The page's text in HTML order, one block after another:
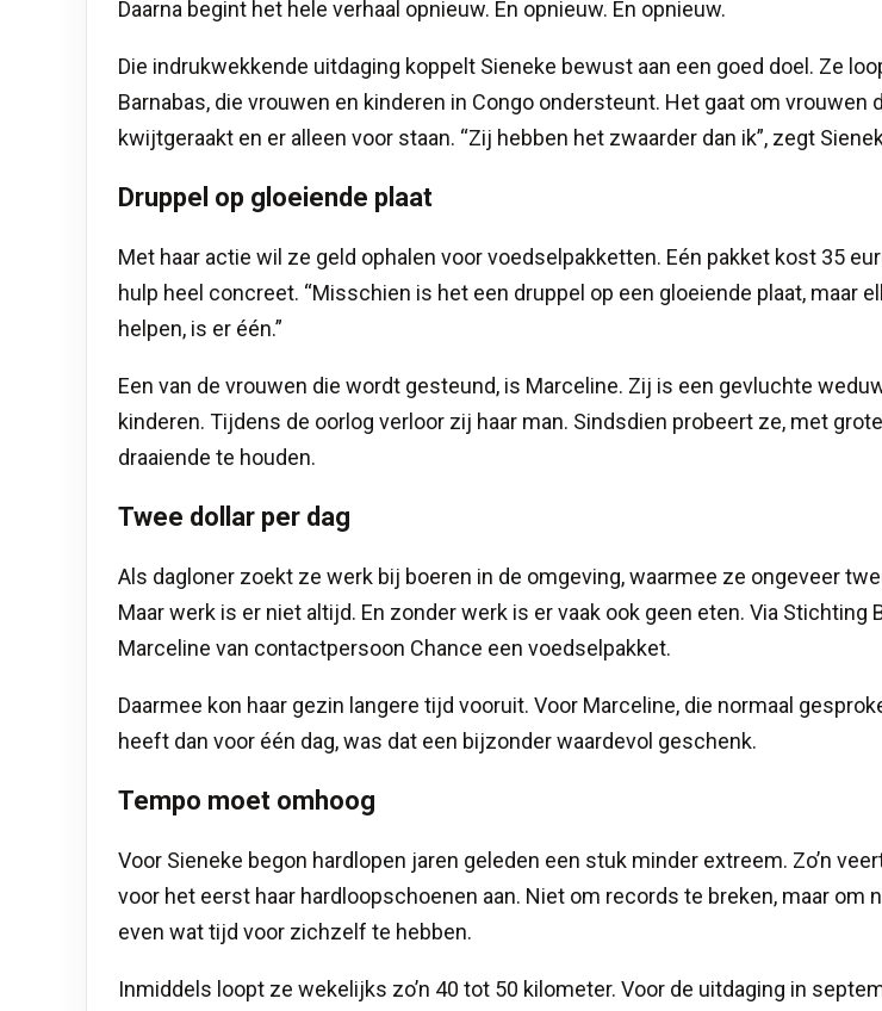
Daarna begint het hele verhaal opnieuw. En opnieuw. En opnieuw.
Die indrukwekkende uitdaging koppelt Sieneke bewust aan een goed doel. Ze
Barnabas, die vrouwen en kinderen in Congo ondersteunt. Het gaat om vrouwen
kwijtgeraakt en er alleen voor staan. “Zij hebben het zwaarder dan ik”, zegt
Druppel op gloeiende plaat
Met haar actie wil ze geld ophalen voor voedselpakketten. Eén pakket kost 35
hulp heel concreet. “Misschien is het een druppel op een gloeiende plaat, maar
helpen, is er één.”
Een van de vrouwen die wordt gesteund, is Marceline. Zij is een gevluchte
kinderen. Tijdens de oorlog verloor zij haar man. Sindsdien probeert ze, met
draaiende te houden.
Twee dollar per dag
Als dagloner zoekt ze werk bij boeren in de omgeving, waarmee ze ongeveer
Maar werk is er niet altijd. En zonder werk is er vaak ook geen eten. Via Stichting
Marceline van contactpersoon Chance een voedselpakket.
Daarmee kon haar gezin langere tijd vooruit. Voor Marceline, die normaal
heeft dan voor één dag, was dat een bijzonder waardevol geschenk.
Tempo moet omhoog
Voor Sieneke begon hardlopen jaren geleden een stuk minder extreem. Zo’n
voor het eerst haar hardloopschoenen aan. Niet om records te breken, maar om
even wat tijd voor zichzelf te hebben.
Inmiddels loopt ze wekelijks zo’n 40 tot 50 kilometer. Voor de uitdaging in